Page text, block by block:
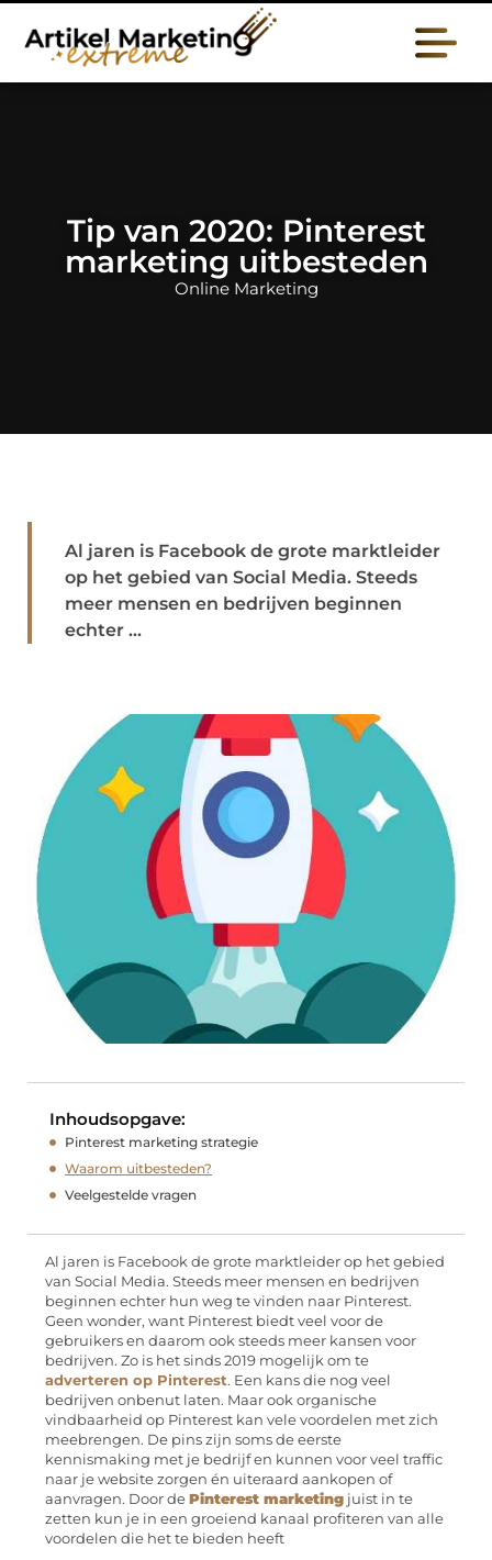
Tip van 2020: Pinterest
marketing uitbesteden
Online Marketing
Al jaren is Facebook de grote marktleider
op het gebied van Social Media. Steeds
meer mensen en bedrijven beginnen
echter ...
Inhoudsopgave:
Pinterest marketing strategie
Waarom uitbesteden?
Veelgestelde vragen
Al jaren is Facebook de grote marktleider op het gebied
van Social Media. Steeds meer mensen en bedrijven
beginnen echter hun weg te vinden naar Pinterest.
Geen wonder, want Pinterest biedt veel voor de
gebruikers en daarom ook steeds meer kansen voor
bedrijven. Zo is het sinds 2019 mogelijk om te
adverteren op Pinterest. Een kans die nog veel
bedrijven onbenut laten. Maar ook organische
vindbaarheid op Pinterest kan vele voordelen met zich
meebrengen. De pins zijn soms de eerste
kennismaking met je bedrijf en kunnen voor veel traffic
naar je website zorgen én uiteraard aankopen of
aanvragen. Door de Pinterest marketing juist in te
zetten kun je in een groeiend kanaal profiteren van alle
voordelen die het te bieden heeft